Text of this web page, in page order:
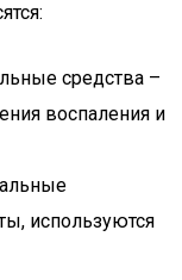
средства –
воспаления и
используются